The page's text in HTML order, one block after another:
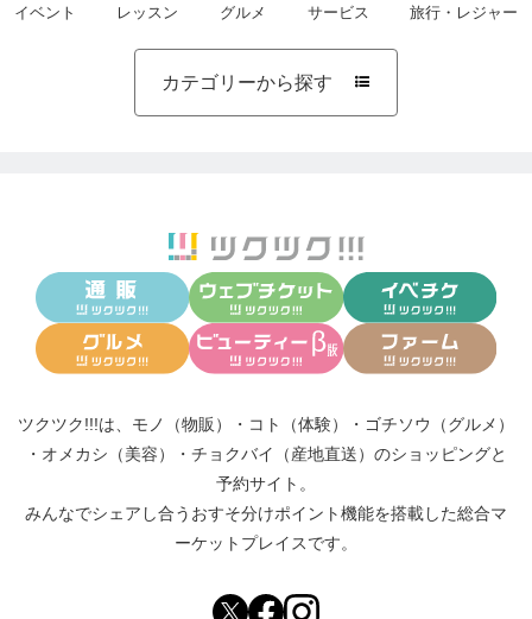
フラワーエッセンスを使うことにより、過去から気
づかないうちに抑圧してきた感情を解放し、ご心身
の中にある答えを導き出していくことによって、イ
ンナーチャイルドの問題も改善していくことができ
集中力が欲しい」「天気の悪い日は頭痛がしたり、
体調が優れない」「人がたくさんいるところに行く
と疲れてしまう」「豊かさを手に入れたい」こんな
こともフラワーエッセンスは有効です。さらに、身
体の問題に対しても、必要なエッセンスをお選びす
こんな悩みをお持ちでしたら、ぜひカウンセリング
を受けてみてください。
・すぐ腹を立ててしまう
・気持ちが沈んで何もする気がなくなってしまう
イベント レッスン グルメ サービス 旅行・レジャー
カテゴリーから探す 
ツクツク!!!は、 モノ（物販） ・ コト（体験） ・ ゴチソウ（グルメ）
・ オメカシ（美容） ・ チョクバイ（産地直送） のショッピングと
予約サイト。
みんなでシェアし合う おすそ分けポイント機能を搭載した総合マ
ーケットプレイスです。